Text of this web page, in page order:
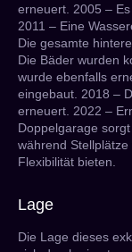
erneuert. 2005 –
2011 – Eine
Die gesamte
Die Bäder wurden
wurde ebenfalls
eingebaut. 2018 –
erneuert. 2022 –
Doppelgarage
während
Flexibilität bieten.
Lage
Die Lage dieses